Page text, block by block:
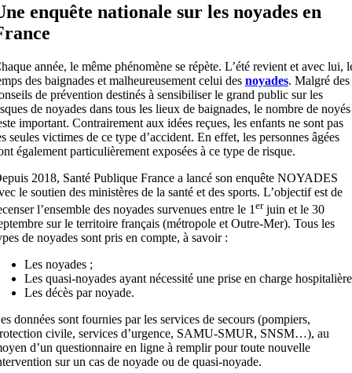
enquête nationale sur les noyades en
année, le même phénomène se répète. L’été revient et avec lui,
des baignades et malheureusement celui des noyades. Malgré des
de prévention destinés à sensibiliser le grand public sur les
de noyades dans tous les lieux de baignades, le nombre de noyés
important. Contrairement aux idées reçues, les enfants ne sont pas
seules victimes de ce type d’accident. En effet, les personnes âgées
également particulièrement exposées à ce type de risque.
2018, Santé Publique France a lancé son enquête NOYADES
le soutien des ministères de la santé et des sports. L’objectif est de
l’ensemble des noyades survenues entre le 1 erjuin et le 30
sur le territoire français (métropole et Outre-Mer). Tous les
de noyades sont pris en compte, à savoir :
Les noyades ;
Les quasi-noyades ayant nécessité une prise en charge
Les décès par noyade.
données sont fournies par les services de secours (pompiers,
civile, services d’urgence, SAMU-SMUR, SNSM…), au
d’un questionnaire en ligne à remplir pour toute nouvelle
sur un cas de noyade ou de quasi-noyade.